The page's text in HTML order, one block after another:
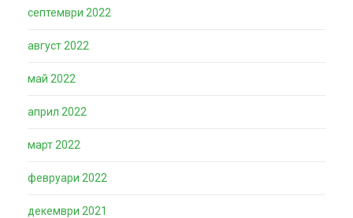
септември 2022
август 2022
май 2022
април 2022
март 2022
февруари 2022
декември 2021